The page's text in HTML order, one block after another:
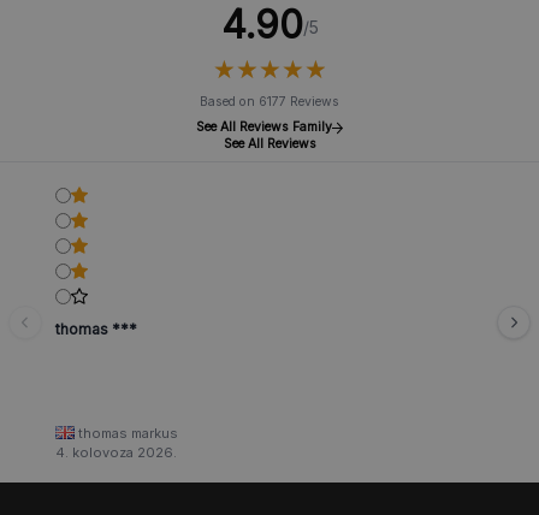
4.90/5
★★★★★
★★★★★
Based on 6177 Reviews
See All Reviews Family
See All Reviews
thomas ***
thomas markus
4. kolovoza 2026.